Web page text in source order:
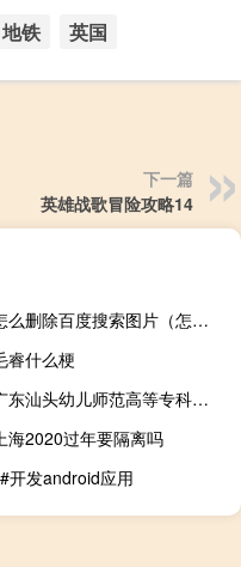
地铁 英国
下一篇
英雄战歌冒险攻略14
怎么删除百度搜索图片（怎么删除百度搜索记录）
睿什么梗
广东汕头幼儿师范高等专科学校是哪一年创办的
海2020过年要隔离吗
开发android应用